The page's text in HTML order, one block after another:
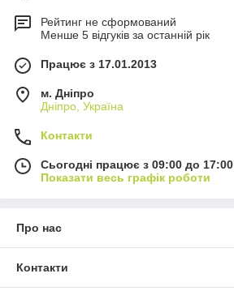
Рейтинг не сформований
Менше 5 відгуків за останній рік
Працює з 17.01.2013
м. Дніпро
Дніпро, Україна
Контакти
Сьогодні працює з 09:00 до 17:00
Показати весь графік роботи
Про нас
Контакти